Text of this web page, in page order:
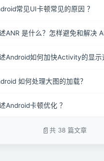
常见UI卡顿常见的原因 ？
ANR 是什么？怎样避免和解决
Android如何加快Activity的显示
如何处理大图的加载？
Android卡顿优化 ？
述Android网络优化 ？共 38 篇文章